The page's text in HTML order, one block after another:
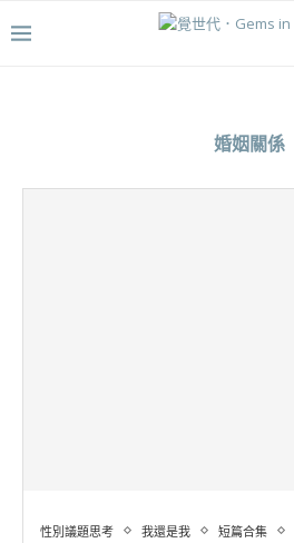
婚姻關係
性別議題思考 我還是我 短篇合集